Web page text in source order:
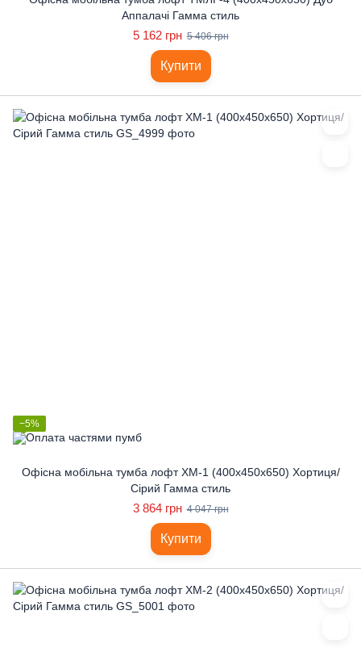
Аппалачі Гамма стиль
5 162 грн 5 406 грн
Купити
−5%
Офісна мобільна тумба лофт ХМ-1 (400x450x650) Хортиця/
Сірий Гамма стиль
3 864 грн 4 047 грн
Купити